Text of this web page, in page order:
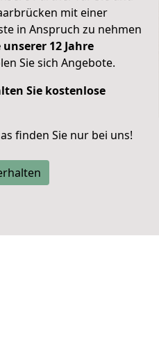
mit einer
in Anspruch zu nehmen
12 Jahre
Sie sich Angebote.
Sie kostenlose
finden Sie nur bei uns!